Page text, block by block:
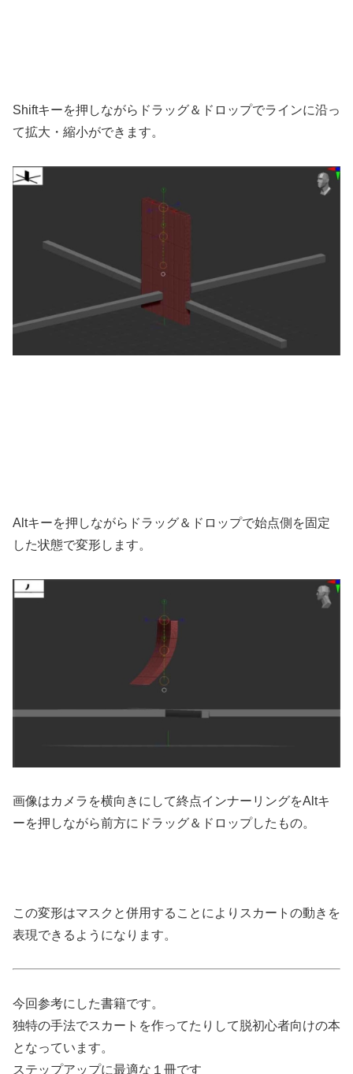
Shiftキーを押しながらドラッグ＆ドロップでラインに沿っ
て拡大・縮小ができます。
Altキーを押しながらドラッグ＆ドロップで始点側を固定
した状態で変形します。
画像はカメラを横向きにして終点インナーリングをAltキ
ーを押しながら前方にドラッグ＆ドロップしたもの。
この変形はマスクと併用することによりスカートの動きを
表現できるようになります。
今回参考にした書籍です。
独特の手法でスカートを作ってたりして脱初心者向けの本
となっています。
ステップアップに最適な１冊です